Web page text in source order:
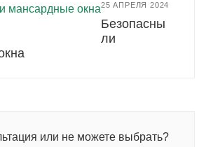
25 АПРЕЛЯ 2024
Безопасны
ли
или не можете выбрать?